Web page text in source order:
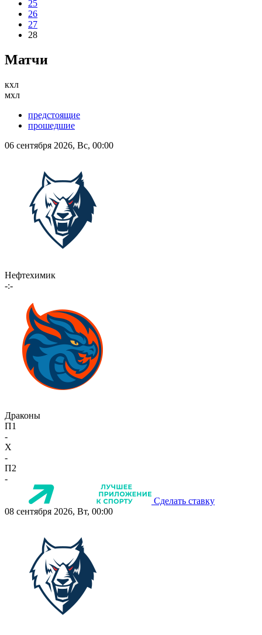
25
26
27
28
Матчи
кхл
мхл
предстоящие
прошедшие
06 сентября 2026, Вс, 00:00
Нефтехимик
-:-
Драконы
П1
-
X
-
П2
-
Сделать ставку
08 сентября 2026, Вт, 00:00